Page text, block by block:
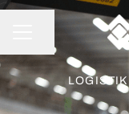
LOGISTIK